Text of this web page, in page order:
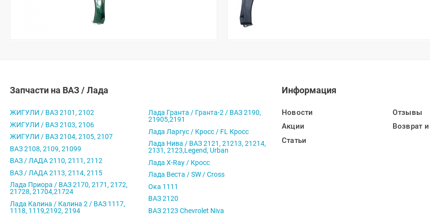
Запчасти на ВАЗ / Лада
ЖИГУЛИ / ВАЗ 2101, 2102
ЖИГУЛИ / ВАЗ 2103, 2106
ЖИГУЛИ / ВАЗ 2104, 2105, 2107
ВАЗ 2108, 2109, 21099
ВАЗ / ЛАДА 2110, 2111, 2112
ВАЗ / ЛАДА 2113, 2114, 2115
Лада Приора / ВАЗ 2170, 2171, 2172,
21728, 21704,21724
Лада Калина / Калина 2 / ВАЗ 1117,
1118, 1119,2192, 2194
Лада Гранта / Гранта-2 / ВАЗ 2190,
21905,2191
Лада Ларгус / Кросс / FL Кросс
Лада Нива / ВАЗ 2121, 21213, 21214,
2131, 2123,Legend, Urban
Лада X-Ray / Кросс
Лада Веста / SW / Cross
Ока 1111
ВАЗ 2120
ВАЗ 2123 Chevrolet Niva
Информация
Новости
Акции
Статьи
Отзывы
Возврат